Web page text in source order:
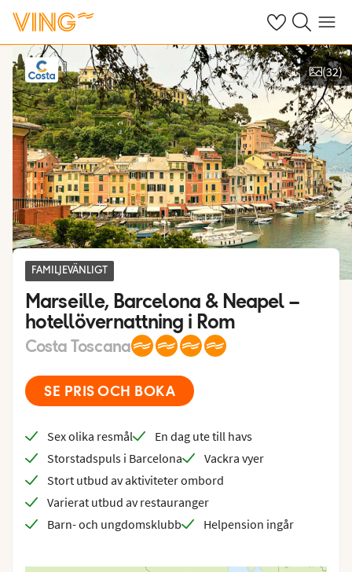
Se dinaSök på ving.se
Meny
Se bilder
(32)
FAMILJEVÄNLIGT
Marseille, Barcelona & Neapel –
hotellövernattning i Rom
Costa Toscana
SE PRIS OCH BOKA
Sex olika resmål
En dag ute till havs
Storstadspuls i Barcelona
Vackra vyer
Stort utbud av aktiviteter ombord
Varierat utbud av restauranger
Barn- och ungdomsklubb
Helpension ingår